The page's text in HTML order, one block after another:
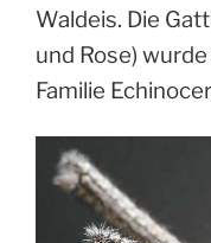
Waldeis. Die
und Rose)
Familie